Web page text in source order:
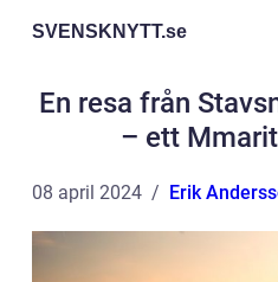
SVENSKNYTT.se
En resa från
– ett
08 april 2024 Erik